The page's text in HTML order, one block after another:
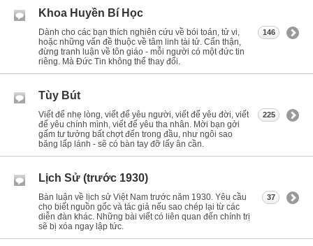
Khoa Huyền Bí Học
Dành cho các bạn thích nghiên cứu về bói toán, tử vi,
hoặc những vấn đề thuộc về tâm linh tài tử. Cẩn thận,
đừng tranh luận về tôn giáo - mỗi người có một đức tin
riêng. Mà Đức Tin không thể thay đổi.
146
Tùy Bút
Viết để nhẹ lòng, viết để yêu người, viết để yêu đời, viết
để yêu chính mình, viết để yêu tha nhân. Mời bạn gởi
gấm tư tưởng bất chợt đến trong đầu, như ngôi sao
băng lấp lánh - sẽ có bàn tay đỡ lấy ân cần.
225
Lịch Sử (trước 1930)
Bàn luận về lịch sử Việt Nam trước năm 1930. Yêu cầu
cho biết nguồn gốc và tác giả nếu sao chép lại từ các
diễn đàn khác. Những bài viết có liên quan đến chính trị
sẽ bị xóa ngay lập tức.
37